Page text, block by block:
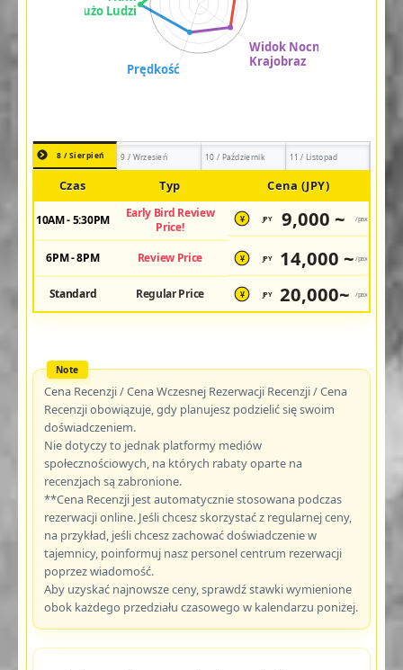
8 / Sierpień 9 / Wrzesień 10 / Październik 11 / Listopad
Czas Typ Cena (JPY)
10AM - 5:30PM
Early Bird Review
Price!
¥ JPY 9,000 ~ /pax
6PM - 8PM Review Price ¥ JPY 14,000 ~ /pax
Standard Regular Price ¥ JPY 20,000~ /pax
Cena Recenzji / Cena Wczesnej Rezerwacji Recenzji / Cena
Recenzji obowiązuje, gdy planujesz podzielić się swoim
doświadczeniem.
Nie dotyczy to jednak platformy mediów
społecznościowych, na których rabaty oparte na
recenzjach są zabronione.
**Cena Recenzji jest automatycznie stosowana podczas
rezerwacji online. Jeśli chcesz skorzystać z regularnej ceny,
na przykład, jeśli chcesz zachować doświadczenie w
tajemnicy, poinformuj nasz personel centrum rezerwacji
poprzez wiadomość.
Aby uzyskać najnowsze ceny, sprawdź stawki wymienione
obok każdego przedziału czasowego w kalendarzu poniżej.